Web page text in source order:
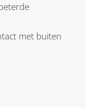
met buiten